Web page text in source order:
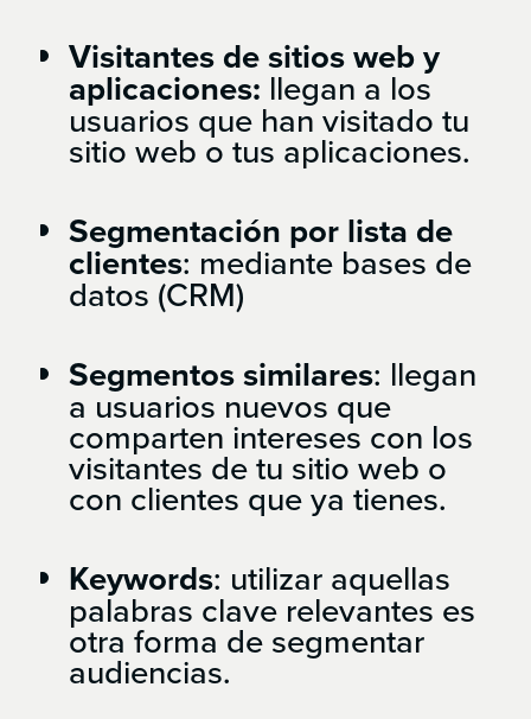
Visitantes de sitios web y
aplicaciones: llegan a los
usuarios que han visitado tu
sitio web o tus aplicaciones.
Segmentación por lista de
clientes: mediante bases de
datos (CRM)
Segmentos similares: llegan
a usuarios nuevos que
comparten intereses con los
visitantes de tu sitio web o
con clientes que ya tienes.
Keywords: utilizar aquellas
palabras clave relevantes es
otra forma de segmentar
audiencias.